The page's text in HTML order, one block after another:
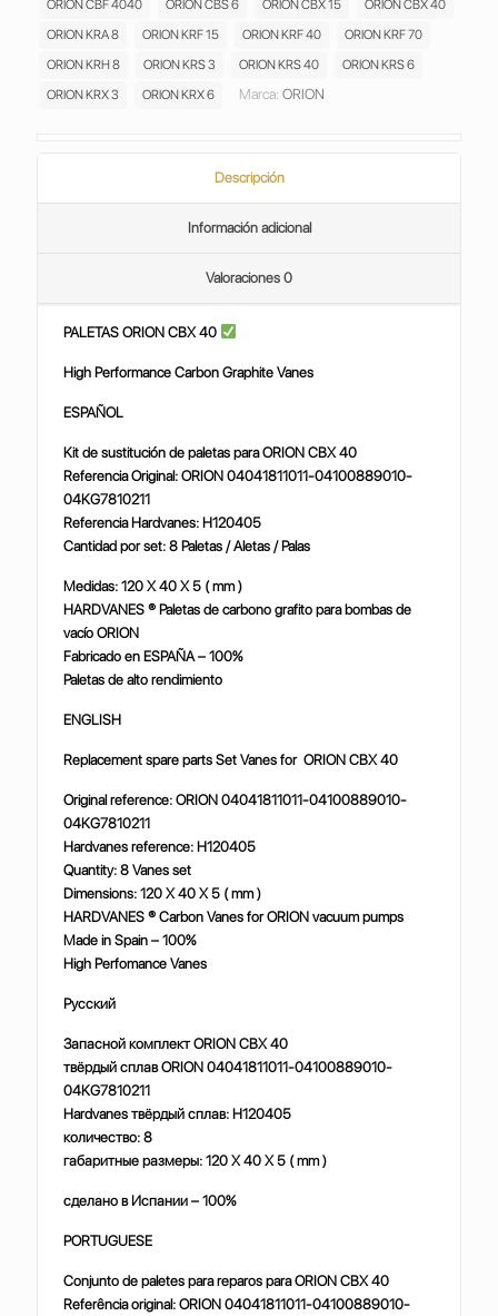
ORION CBF 4040
ORION CBS 6 ORION CBX 15
ORION CBX 40
ORION KRA 8
ORION KRF 15 ORION KRF 40
ORION KRF 70
ORION KRH 8
ORION KRS 3 ORION KRS 40
ORION KRS 6
ORION KRX 3
ORION KRX 6 Marca: ORION
Descripción
Información adicional
Valoraciones 0
PALETAS ORION CBX 40
High Performance Carbon Graphite Vanes
ESPAÑOL
Kit de sustitución de paletas para ORION CBX 40
Referencia Original: ORION 04041811011-04100889010-
04KG7810211
Referencia Hardvanes: H120405
Cantidad por set: 8 Paletas / Aletas / Palas
Medidas: 120 X 40 X 5 ( mm )
HARDVANES ® Paletas de carbono grafito para bombas de
vacío ORION
Fabricado en ESPAÑA – 100%
Paletas de alto rendimiento
ENGLISH
Replacement spare parts Set Vanes for ORION CBX 40
Original reference: ORION 04041811011-04100889010-
04KG7810211
Hardvanes reference: H120405
Quantity: 8 Vanes set
Dimensions: 120 X 40 X 5 ( mm )
HARDVANES ® Carbon Vanes for ORION vacuum pumps
Made in Spain – 100%
High Perfomance Vanes
Русский
Запасной комплект ORION CBX 40
твёрдый сплав ORION 04041811011-04100889010-
04KG7810211
Hardvanes твёрдый сплав: H120405
количество: 8
габаритные размеры: 120 X 40 X 5 ( mm )
сделано в Испании – 100%
PORTUGUESE
Conjunto de paletes para reparos para ORION CBX 40
Referência original: ORION 04041811011-04100889010-